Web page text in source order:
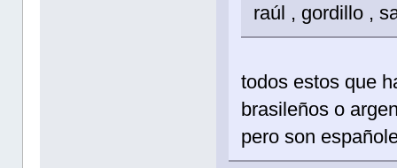
raúl , gordillo ,
todos estos que
brasileños o
pero son